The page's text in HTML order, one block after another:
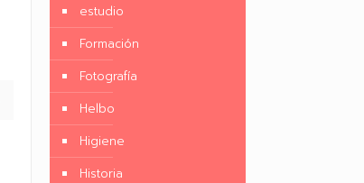
estudio
Formación
Fotografía
Helbo
Higiene
Historia